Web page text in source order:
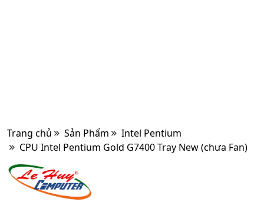
Trang chủ Sản Phẩm
Intel Pentium
CPU Intel Pentium Gold G7400 Tray New (chưa Fan)